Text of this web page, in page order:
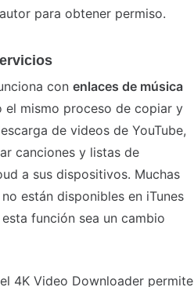
para obtener permiso.
con enlaces de música
el mismo proceso de copiar y
de videos de YouTube,
canciones y listas de
a sus dispositivos. Muchas
están disponibles en iTunes
función sea un cambio
4K Video Downloader permite